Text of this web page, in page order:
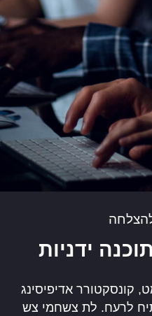
ידניות
קונסקטורר אדיפיסינג
לרעח. לת צשחמי צש